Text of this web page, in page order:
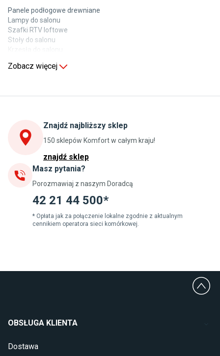
Panele podłogowe drewniane
Lampy do salonu
Szafki RTV loftowe
Stoły do salonu
Stoły do kuchni
Szafki kuchenne wiszące (górne)
Szafki pod zlewozmywak
Blaty kuchenne laminowane
Jadalnia
Stoły do jadalni
Krzesła do jadalni
Dywany szare
Lampy w stylu loftowym
Lampy wiszące do jadalni
Wanny Cersanit
Sypialnia
Zobacz więcej
Znajdź najbliższy sklep
150 sklepów Komfort w całym kraju!
znajdź sklep
Masz pytania?
Porozmawiaj z naszym Doradcą
42 21 44 500*
* Opłata jak za połączenie lokalne zgodnie z aktualnym
cennikiem operatora sieci komórkowej.
OBSŁUGA KLIENTA
Dostawa